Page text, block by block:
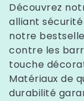
Découvrez
alliant
notre
contre les
touche
Matériaux de
durabilité